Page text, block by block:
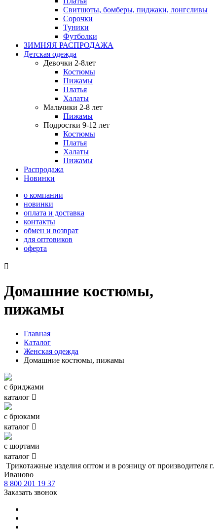
Свитшоты, бомберы, пиджаки, лонгсливы
Сорочки
Туники
Футболки
ЗИМНЯЯ РАСПРОДАЖА
Детская одежда
Девочки 2-8лет
Костюмы
Пижамы
Платья
Халаты
Мальчики 2-8 лет
Пижамы
Подростки 9-12 лет
Костюмы
Платья
Халаты
Пижамы
Распродажа
Новинки
о компании
новинки
оплата и доставка
контакты
обмен и возврат
для оптовиков
оферта

Домашние костюмы,
пижамы
Главная
Каталог
Женская одежда
Домашние костюмы, пижамы
с бриджами
каталог 
с брюками
каталог 
с шортами
каталог 
Tрикотажные изделия оптом и в розницу от производителя г.
Иваново
8 800 201 19 37
Заказать звонок